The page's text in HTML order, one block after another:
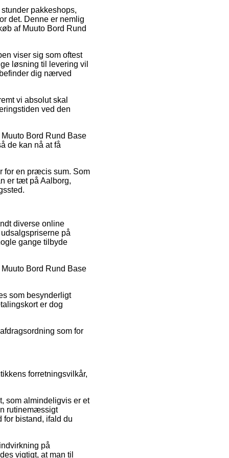
pakkeshops,
det. Denne er nemlig
af Muuto Bord Rund
viser sig som oftest
løsning til levering vil
dig nærved
vi absolut skal
ved den
Bord Rund Base
de kan nå at få
for en præcis sum. Som
er tæt på Aalborg,
diverse online
på
gange tilbyde
Bord Rund Base
som besynderligt
er dog
som for
forretningsvilkår,
som almindeligvis er et
rutinemæssigt
bistand, ifald du
på
vigtigt, at man til